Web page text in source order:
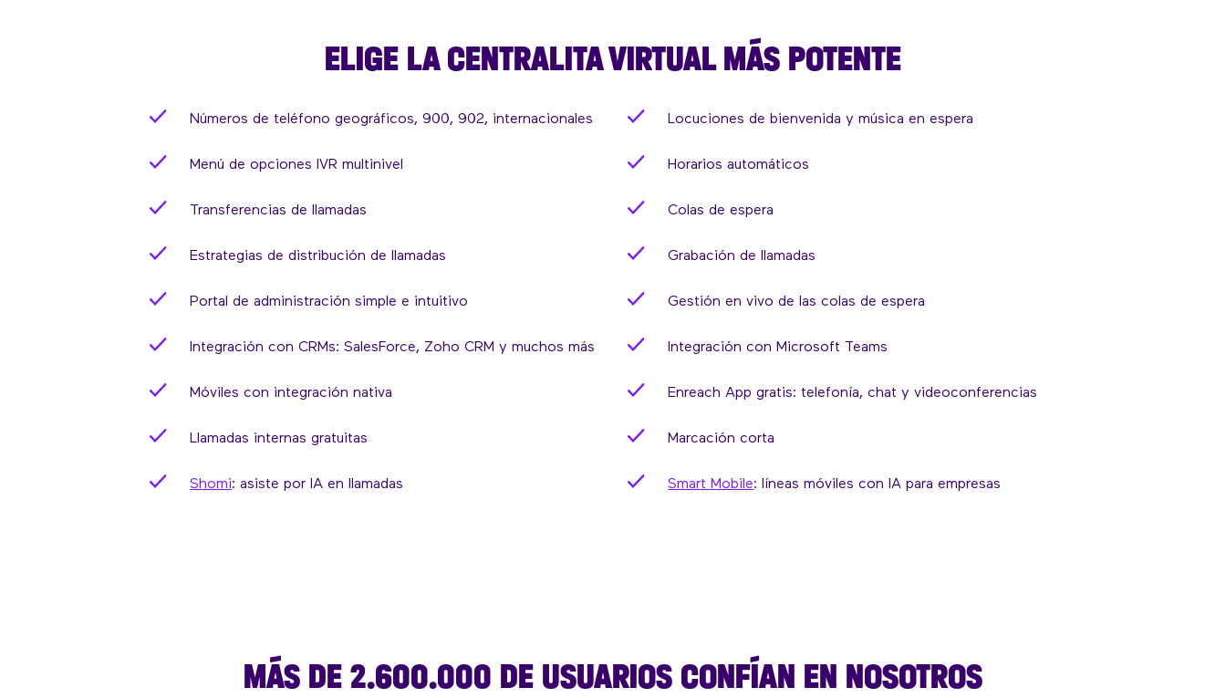
ELIGE LA CENTRALITA VIRTUAL MÁS POTENTE
Números de teléfono geográficos, 900, 902, internacionales Locuciones de bienvenida y música en espera
Menú de opciones IVR multinivel Horarios automáticos
Transferencias de llamadas Colas de espera
Estrategias de distribución de llamadas Grabación de llamadas
Portal de administración simple e intuitivo Gestión en vivo de las colas de espera
Integración con CRMs: SalesForce, Zoho CRM y muchos más Integración con Microsoft Teams
Móviles con integración nativa Enreach App gratis: telefonía, chat y videoconferencias
Llamadas internas gratuitas Marcación corta
Shomi: asiste por IA en llamadas Smart Mobile: líneas móviles con IA para empresas
MÁS DE 2.600.000 DE USUARIOS CONFÍAN EN NOSOTROS